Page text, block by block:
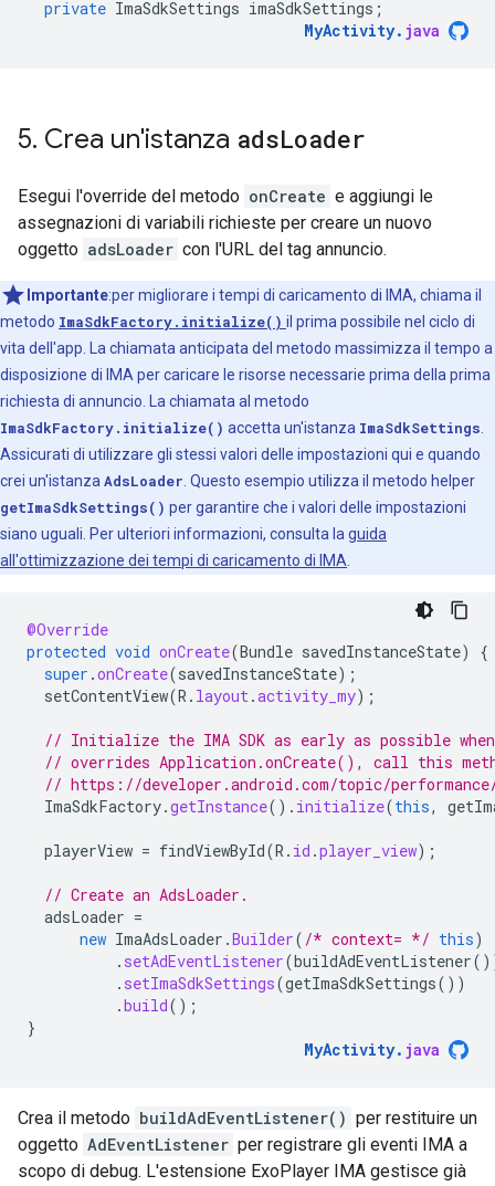
private ImaSdkSettings imaSdkSettings ;
MyActivity. java
5. Crea un'istanza adsLoader
Esegui l'override del metodo onCreate e aggiungi le
assegnazioni di variabili richieste per creare un nuovo
oggetto adsLoader con l'URL del tag annuncio.
Importante:per migliorare i tempi di caricamento di IMA, chiama il
metodo ImaSdkFactory.initialize() il prima possibile nel ciclo di
vita dell'app. La chiamata anticipata del metodo massimizza il tempo a
disposizione di IMA per caricare le risorse necessarie prima della prima
richiesta di annuncio. La chiamata al metodo
ImaSdkFactory.initialize() accetta un'istanza ImaSdkSettings
Assicurati di utilizzare gli stessi valori delle impostazioni qui e quando
crei un'istanza AdsLoader . Questo esempio utilizza il metodo helper
getImaSdkSettings() per garantire che i valori delle impostazioni
siano uguali. Per ulteriori informazioni, consulta la guida
all'ottimizzazione dei tempi di caricamento di IMA
@Override
protected void onCreate(Bundle savedInstanceState)
{
super .onCreate(savedInstanceState);
setContentView(R . layout.activity_my);
// Initialize the IMA SDK as early as possible
// overrides Application.onCreate(), call this
// https://developer.android.com/topic/
ImaSdkFactory.getInstance(). initialize(this,
playerView = findViewById(R . id .player_view);
// Create an AdsLoader.
adsLoader =
new ImaAdsLoader .Builder( /* context= */ this)
. setAdEventListener(buildAdEventListener
. setImaSdkSettings(getImaSdkSettings())
.build();
}
MyActivity. java
Crea il metodo buildAdEventListener() per restituire un
oggetto AdEventListener per registrare gli eventi IMA a
scopo di debug. L'estensione ExoPlayer IMA gestisce già